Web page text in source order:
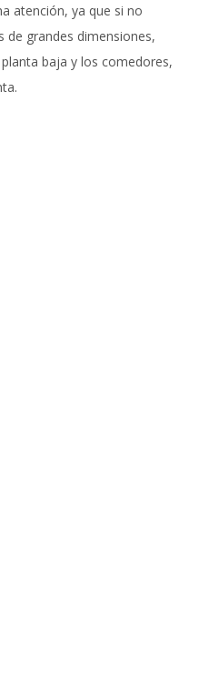
atención, ya que si no
de grandes dimensiones,
baja y los comedores,